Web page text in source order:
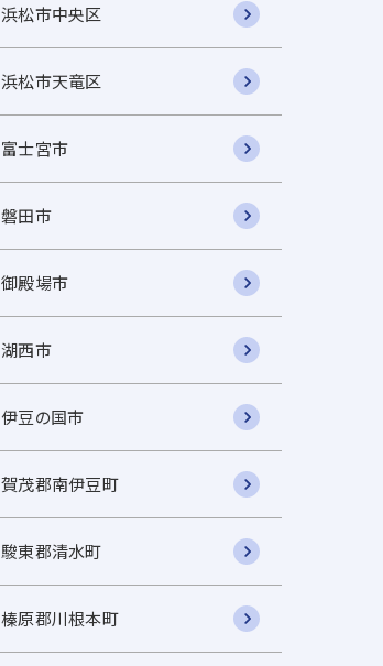
浜松市中央区
浜松市天竜区
富士宮市
磐田市
御殿場市
湖西市
伊豆の国市
賀茂郡南伊豆町
駿東郡清水町
榛原郡川根本町